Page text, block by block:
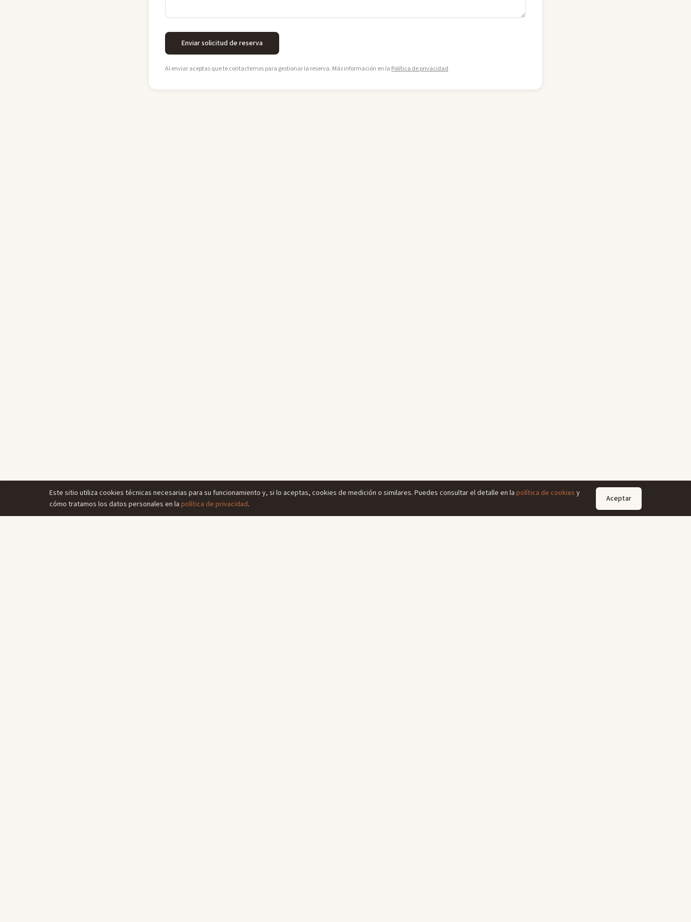
Enviar solicitud de reserva
Al enviar aceptas que te contactemos para gestionar la reserva. Más información en la Política de privacidad
Este sitio utiliza cookies técnicas necesarias para su funcionamiento y, si lo aceptas, cookies de medición o similares. Puedes consultar el detalle en la política de cookies y
cómo tratamos los datos personales en la política de privacidad.
Aceptar